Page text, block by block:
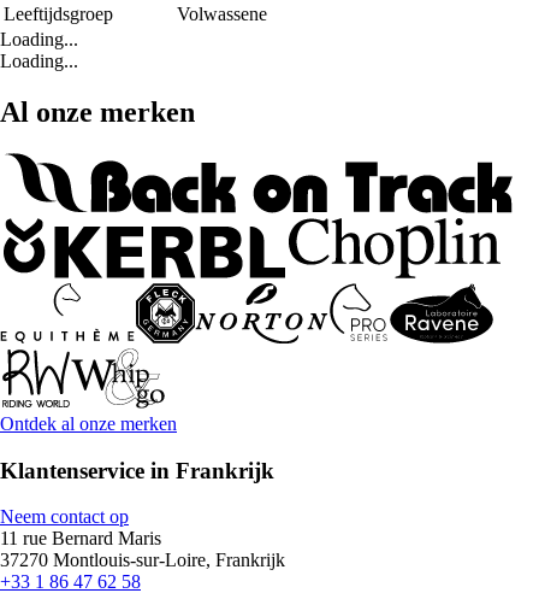
Leeftijdsgroep
Volwassene
Loading...
Loading...
Al onze merken
Ontdek al onze merken
Klantenservice in Frankrijk
Neem contact op
11 rue Bernard Maris
37270 Montlouis-sur-Loire, Frankrijk
+33 1 86 47 62 58